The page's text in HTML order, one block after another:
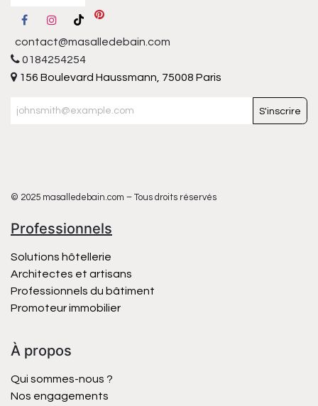
contact@masalledebain.com
0184254254
156 Boulevard Haussmann, 75008 Paris
S'inscrire
© 2025 masalledebain.com – Tous droits réservés
Professionnels
Solutions hôtellerie
Architectes et artisans
Professionnels du bâtiment
Promoteur immobilier
À propos
Qui sommes-nous ?
Nos engagements